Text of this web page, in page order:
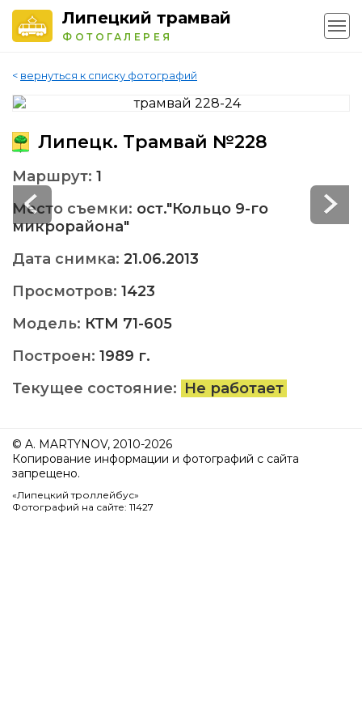
Липецкий трамвай
ФОТОГАЛЕРЕЯ
< вернуться к списку фотографий
Липецк. Трамвай №228
Маршрут: 1
Место съемки: ост."Кольцо 9-го
микрорайона"
Дата снимка: 21.06.2013
Просмотров: 1423
Модель: КТМ 71-605
Построен: 1989 г.
Текущее состояние: Не работает
© A. MARTYNOV, 2010-2026
Копирование информации и фотографий с сайта
запрещено.
«Липецкий троллейбус»
Фотографий на сайте: 11427